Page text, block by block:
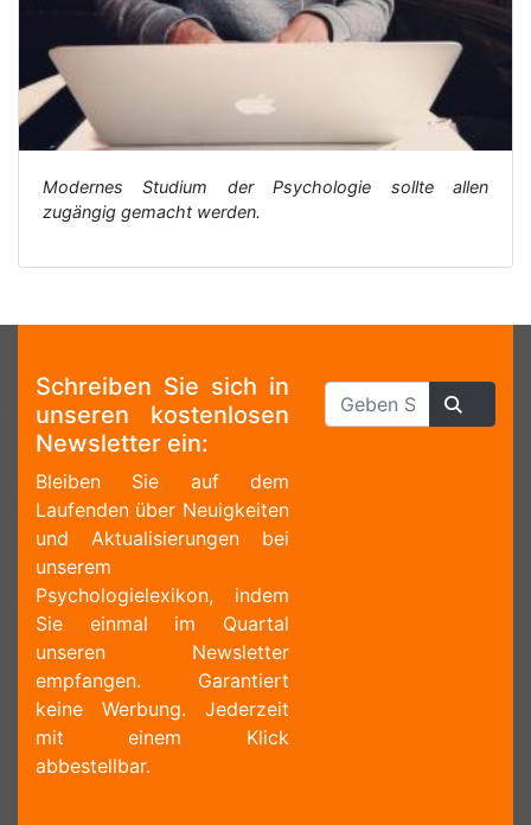
Modernes Studium der Psychologie sollte allen
zugängig gemacht werden.
Schreiben Sie sich in
unseren kostenlosen
Newsletter ein:
Bleiben Sie auf dem
Laufenden über Neuigkeiten
und Aktualisierungen bei
unserem
Psychologielexikon, indem
Sie einmal im Quartal
unseren Newsletter
empfangen. Garantiert
keine Werbung. Jederzeit
mit einem Klick
abbestellbar.